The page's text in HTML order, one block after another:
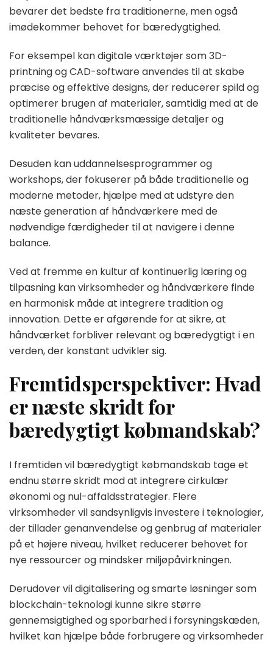
bevarer det bedste fra traditionerne, men også
imødekommer behovet for bæredygtighed.
For eksempel kan digitale værktøjer som 3D-
printning og CAD-software anvendes til at skabe
præcise og effektive designs, der reducerer spild og
optimerer brugen af materialer, samtidig med at de
traditionelle håndværksmæssige detaljer og
kvaliteter bevares.
Desuden kan uddannelsesprogrammer og
workshops, der fokuserer på både traditionelle og
moderne metoder, hjælpe med at udstyre den
næste generation af håndværkere med de
nødvendige færdigheder til at navigere i denne
balance.
Ved at fremme en kultur af kontinuerlig læring og
tilpasning kan virksomheder og håndværkere finde
en harmonisk måde at integrere tradition og
innovation. Dette er afgørende for at sikre, at
håndværket forbliver relevant og bæredygtigt i en
verden, der konstant udvikler sig.
Fremtidsperspektiver: Hvad
er næste skridt for
bæredygtigt købmandskab?
I fremtiden vil bæredygtigt købmandskab tage et
endnu større skridt mod at integrere cirkulær
økonomi og nul-affaldsstrategier. Flere
virksomheder vil sandsynligvis investere i teknologier,
der tillader genanvendelse og genbrug af materialer
på et højere niveau, hvilket reducerer behovet for
nye ressourcer og mindsker miljøpåvirkningen.
Derudover vil digitalisering og smarte løsninger som
blockchain-teknologi kunne sikre større
gennemsigtighed og sporbarhed i forsyningskæden,
hvilket kan hjælpe både forbrugere og virksomheder